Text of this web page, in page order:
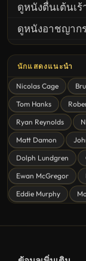
ดูหนังตื่นเต้นเร้
ดูหนังอาชญาก
ดูหนังสยองขวัญ
ดูหนังโรแมนติก
หนังชีวิต
ดูหนังแฟนตาซี
ดูหนังลึกลับ
ดูหนังอนิเมชั่น
ดูหนังไซไฟ
นักแสดงแนะนำ
Nicolas Cage
Tom Hanks
Ryan Reynolds
Matt Damon
Dolph Lundgren
Ewan McGregor
Eddie Murphy